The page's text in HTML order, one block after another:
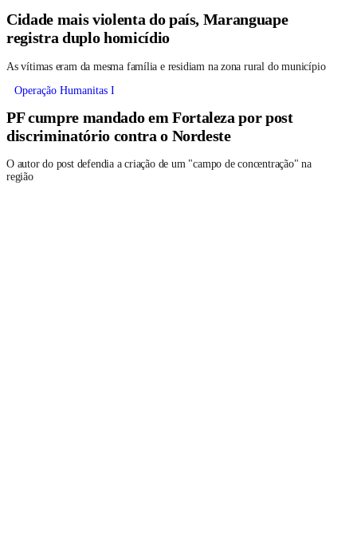
Cidade mais violenta do país, Maranguape
registra duplo homicídio
As vítimas eram da mesma família e residiam na zona rural do município
Operação Humanitas I
PF cumpre mandado em Fortaleza por post
discriminatório contra o Nordeste
O autor do post defendia a criação de um "campo de concentração" na
região